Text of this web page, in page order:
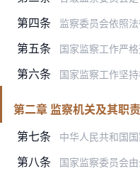
第四条 监察委员会依照法律规定独
第五条 国家监察工作严格遵照宪法和法律，以事实为根据，以法律
第六条 国家监察工作坚持标本兼治、综合治理，强化监督问责，严厉
第二章 监察机关及其职责
第七条
中华人民共和国
第八条 国家监察委员会由全